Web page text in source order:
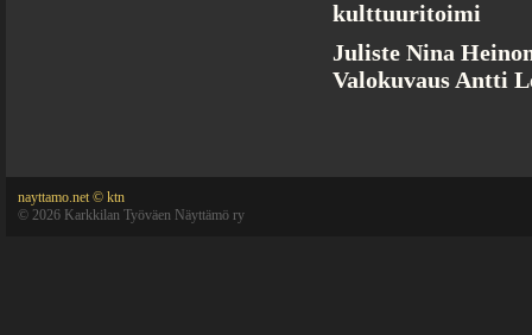
kulttuuritoimi
Juliste Nina
Valokuvaus Antti
nayttamo.net © ktn
© 2026 Karkkilan Työväen Näyttämö ry